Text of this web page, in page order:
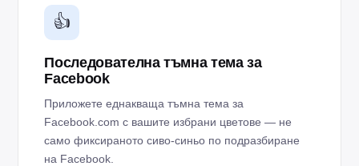
👍
Последователна тъмна тема за
Facebook
Приложете еднакваща тъмна тема за
Facebook.com с вашите избрани цветове — не
само фиксираното сиво-синьо по подразбиране
на Facebook.